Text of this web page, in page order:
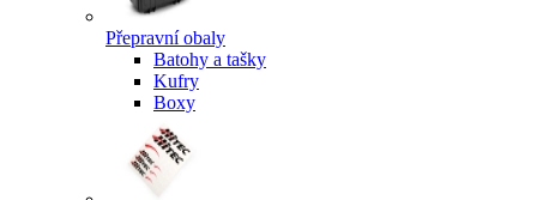
Přepravní obaly
Batohy a tašky
Kufry
Boxy